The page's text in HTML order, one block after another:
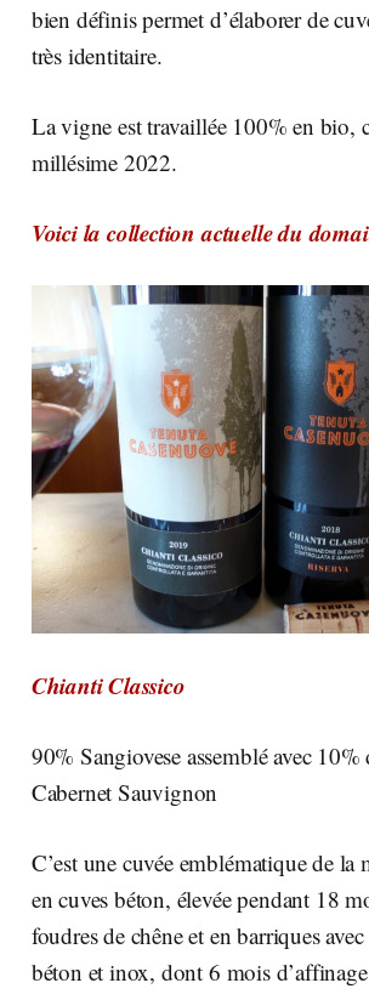
bien définis permet d’élaborer de
très identitaire.
La vigne est travaillée 100% en bio,
millésime 2022.
Voici la collection actuelle du
Chianti Classico
90% Sangiovese assemblé avec
Cabernet Sauvignon
C’est une cuvée emblématique de
en cuves béton, élevée pendant 18
foudres de chêne et en barriques
béton et inox, dont 6 mois